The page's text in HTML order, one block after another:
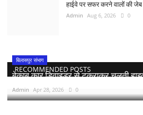
हाईवे पर सफर करने वालों की
Admin Aug 6, 2026 0
RECOMMENDED POSTS
बिलासपुर संभाग
बेकाबू कार डिवाइडर से टकराकर चलती
Admin Apr 28, 2026 0